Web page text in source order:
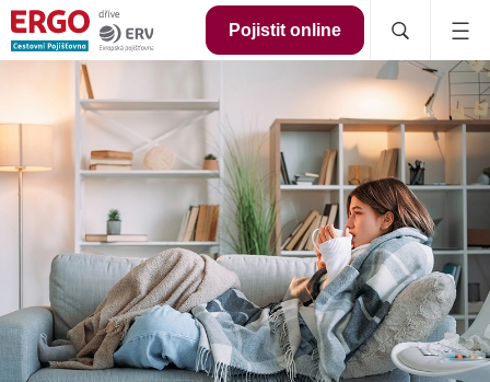
Pojistit online